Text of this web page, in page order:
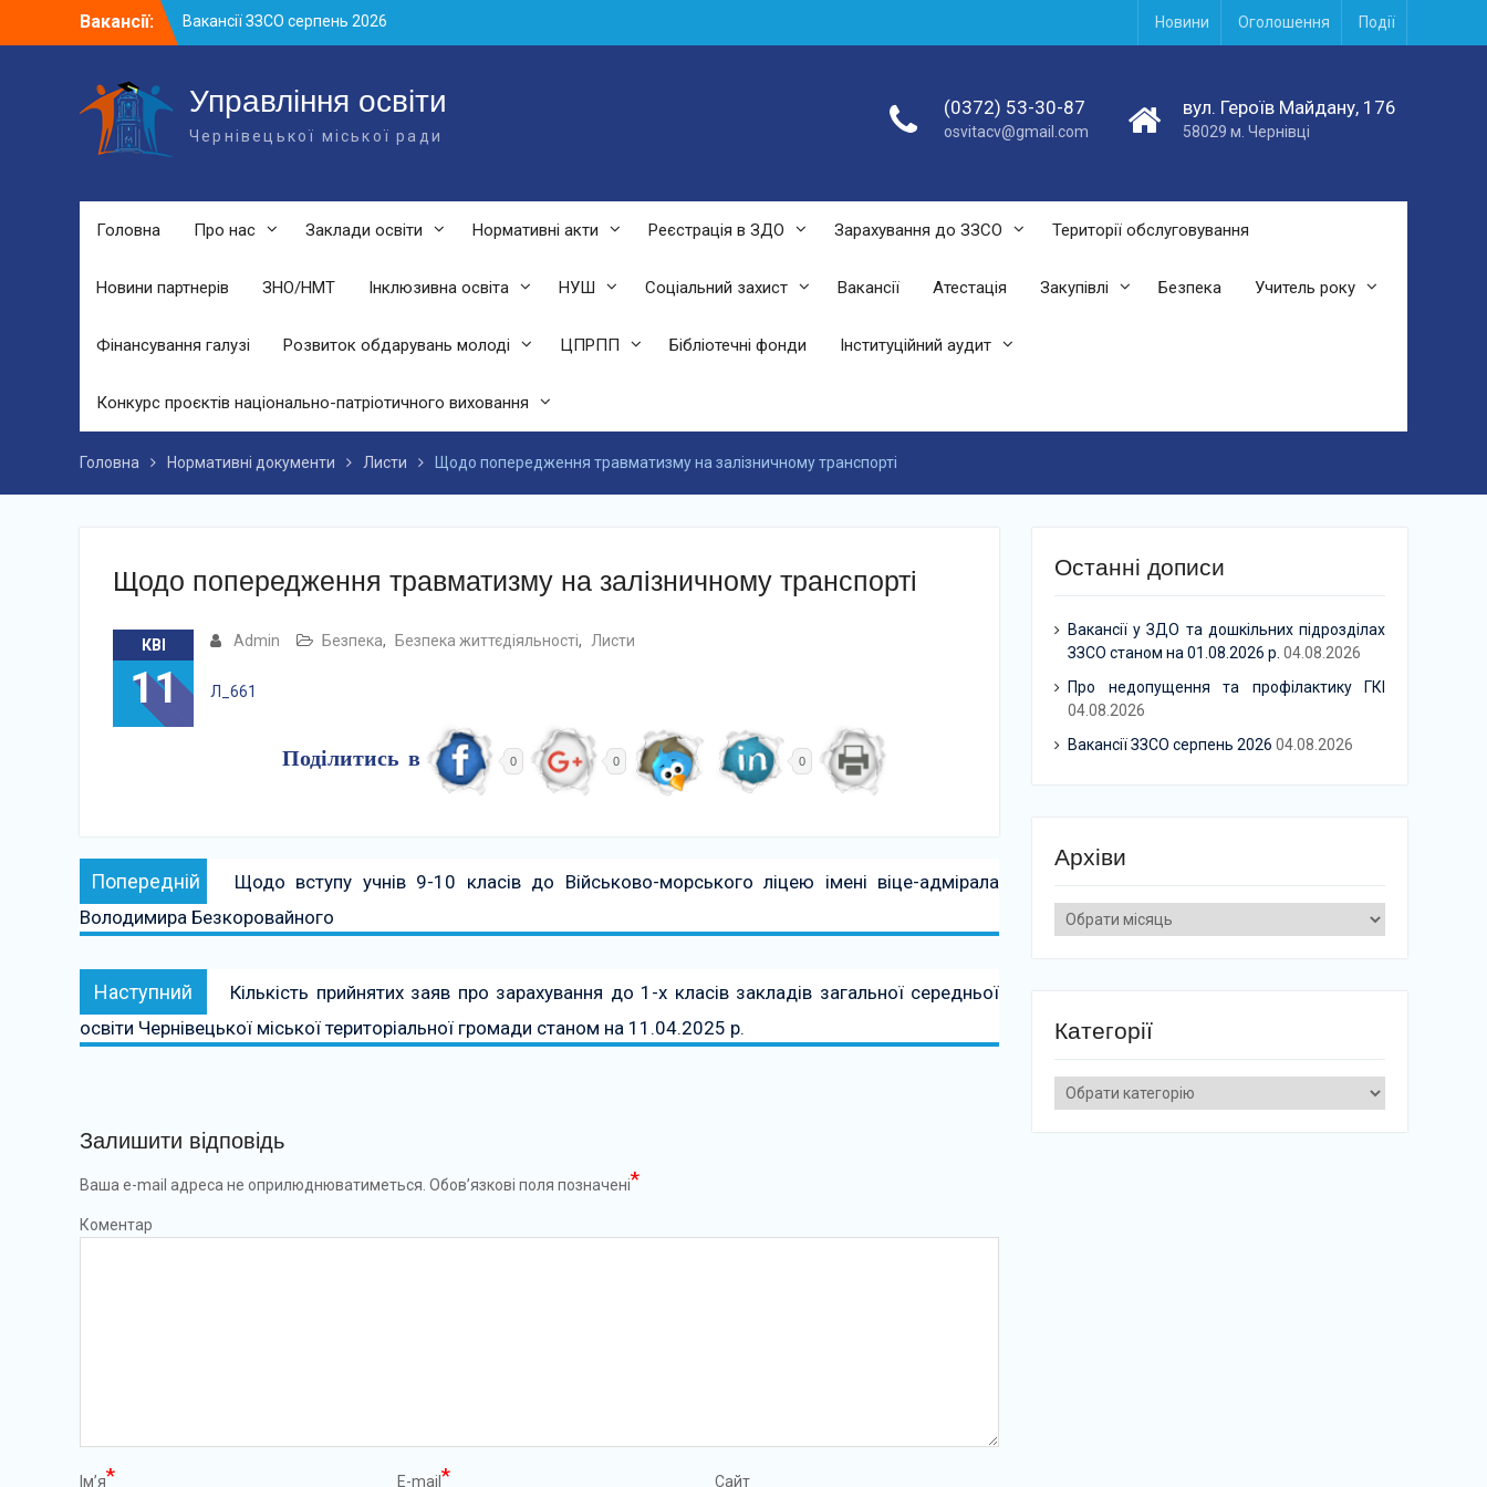
Вакансії:
Вакансії ЗЗСО серпень 2026
Вакансії ЗЗСО червень 2026
підрозділах ЗЗСО станом на 01.08.2026
р.
Новини Оголошення Події
Управління освіти
Чернівецької міської ради
(0372) 53-30-87
osvitacv@gmail.com
вул. Героїв Майдану, 176
58029 м. Чернівці
Головна Про нас Заклади освіти Нормативні акти Реєстрація в ЗДО Зарахування до ЗЗСО Території обслуговування
Новини партнерів ЗНО/НМТ Інклюзивна освіта НУШ Соціальний захист Вакансії Атестація Закупівлі Безпека Учитель року
Фінансування галузі Розвиток обдарувань молоді ЦПРПП Бібліотечні фонди Інституційний аудит
Конкурс проєктів національно-патріотичного виховання
Головна Нормативні документи Листи Щодо попередження травматизму на залізничному транспорті
Щодо попередження травматизму на залізничному транспорті
КВІ
11
Admin Безпека, Безпека життєдіяльності, Листи
Л_661
Поділитись в 0 0 0
Навігація
записів
Попередній Попередній:
Щодо вступу учнів 9-10 класів до Військово-морського ліцею імені віце-адмірала
Володимира Безкоровайного
Наступний Наступний:
Кількість прийнятих заяв про зарахування до 1-х класів закладів загальної середньої
освіти Чернівецької міської територіальної громади станом на 11.04.2025 р.
Залишити відповідь
Ваша e-mail адреса не оприлюднюватиметься. Обов’язкові поля позначені*
Коментар
Ім’я* E-mail * Сайт
Останні дописи
Вакансії у ЗДО та дошкільних підрозділах
ЗЗСО станом на 01.08.2026 р. 04.08.2026
Про недопущення та профілактику ГКІ
04.08.2026
Вакансії ЗЗСО серпень 2026 04.08.2026
Архіви
Архіви
Категорії
Категорії